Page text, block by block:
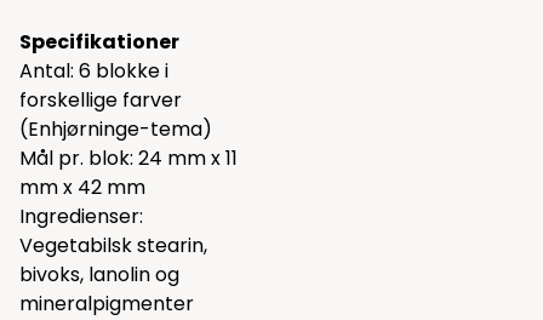
Specifikationer
Antal: 6 blokke i
forskellige farver
(Enhjørninge-tema)
Mål pr. blok: 24 mm x 11
mm x 42 mm
Ingredienser:
Vegetabilsk stearin,
bivoks, lanolin og
mineralpigmenter